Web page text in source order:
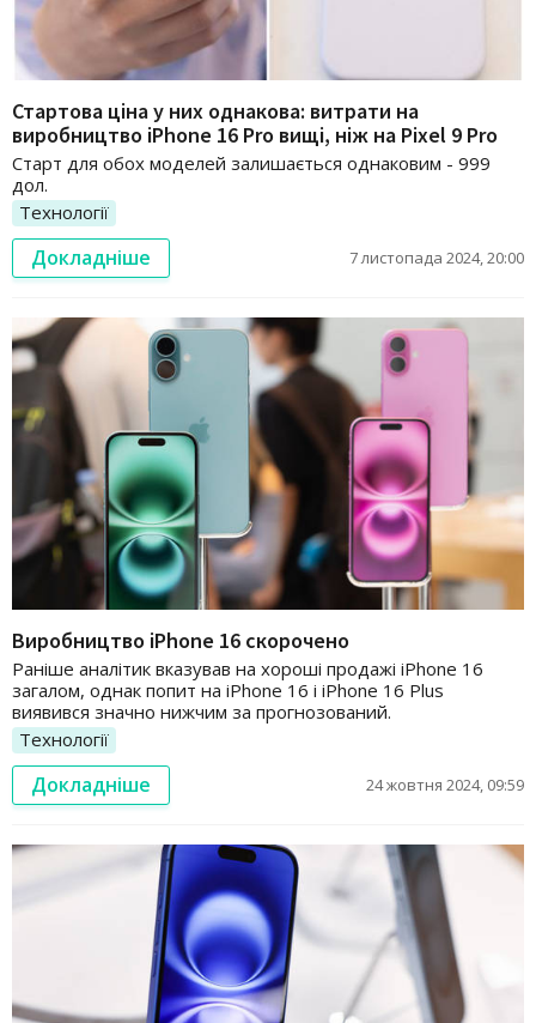
Стартова ціна у них однакова: витрати на
виробництво iPhone 16 Pro вищі, ніж на Pixel 9 Pro
Старт для обох моделей залишається однаковим - 999
дол.
Технології
Докладніше 7 листопада 2024, 20:00
Виробництво iPhone 16 скорочено
Раніше аналітик вказував на хороші продажі iPhone 16
загалом, однак попит на iPhone 16 і iPhone 16 Plus
виявився значно нижчим за прогнозований.
Технології
Докладніше 24 жовтня 2024, 09:59